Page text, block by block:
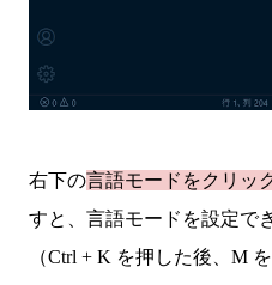
右下の言語モードをクリッ
すと、言語モードを設定で
（Ctrl + K を押した後、M